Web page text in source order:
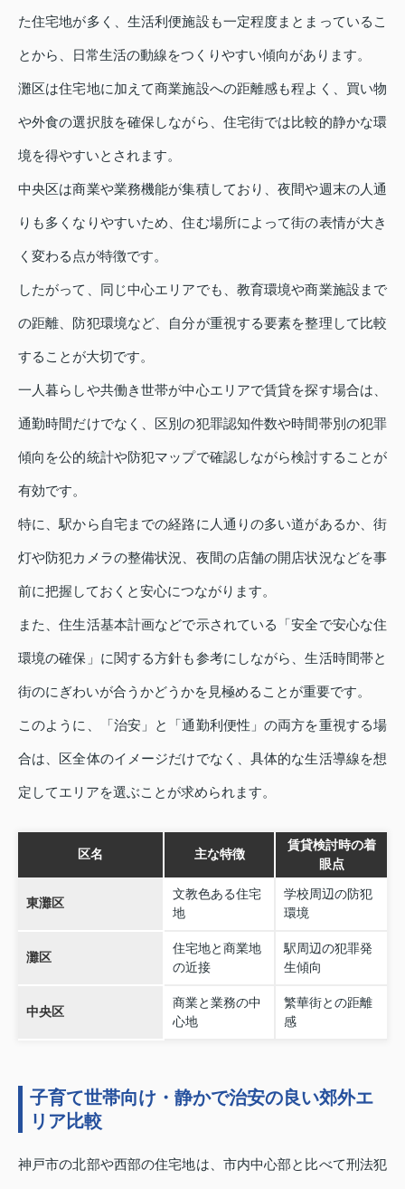
た住宅地が多く、生活利便施設も一定程度まとまっているこ
とから、日常生活の動線をつくりやすい傾向があります。
灘区は住宅地に加えて商業施設への距離感も程よく、買い物
や外食の選択肢を確保しながら、住宅街では比較的静かな環
境を得やすいとされます。
中央区は商業や業務機能が集積しており、夜間や週末の人通
りも多くなりやすいため、住む場所によって街の表情が大き
く変わる点が特徴です。
したがって、同じ中心エリアでも、教育環境や商業施設まで
の距離、防犯環境など、自分が重視する要素を整理して比較
することが大切です。
一人暮らしや共働き世帯が中心エリアで賃貸を探す場合は、
通勤時間だけでなく、区別の犯罪認知件数や時間帯別の犯罪
傾向を公的統計や防犯マップで確認しながら検討することが
有効です。
特に、駅から自宅までの経路に人通りの多い道があるか、街
灯や防犯カメラの整備状況、夜間の店舗の開店状況などを事
前に把握しておくと安心につながります。
また、住生活基本計画などで示されている「安全で安心な住
環境の確保」に関する方針も参考にしながら、生活時間帯と
街のにぎわいが合うかどうかを見極めることが重要です。
このように、「治安」と「通勤利便性」の両方を重視する場
合は、区全体のイメージだけでなく、具体的な生活導線を想
定してエリアを選ぶことが求められます。
区名 主な特徴
賃貸検討時の着
眼点
東灘区
文教色ある住宅
地
学校周辺の防犯
環境
灘区
住宅地と商業地
の近接
駅周辺の犯罪発
生傾向
中央区
商業と業務の中
心地
繁華街との距離
感
子育て世帯向け・静かで治安の良い郊外エ
リア比較
神戸市の北部や西部の住宅地は、市内中心部と比べて刑法犯